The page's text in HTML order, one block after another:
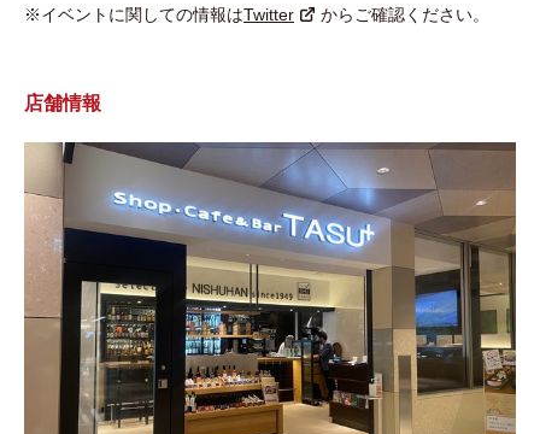
※イベントに関しての情報はTwitter からご確認ください。
店舗情報